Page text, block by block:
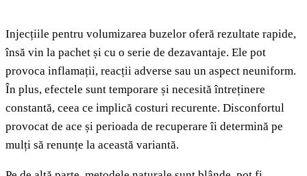
Injecțiile pentru volumizarea buzelor oferă rezultate rapide,
însă vin la pachet și cu o serie de dezavantaje. Ele pot
provoca inflamații, reacții adverse sau un aspect neuniform.
În plus, efectele sunt temporare și necesită întreținere
constantă, ceea ce implică costuri recurente. Disconfortul
provocat de ace și perioada de recuperare îi determină pe
mulți să renunțe la această variantă.